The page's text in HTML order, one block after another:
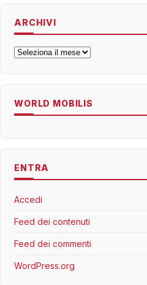
ARCHIVI
Archivi
WORLD MOBILIS
ENTRA
Accedi
Feed dei contenuti
Feed dei commenti
WordPress.org